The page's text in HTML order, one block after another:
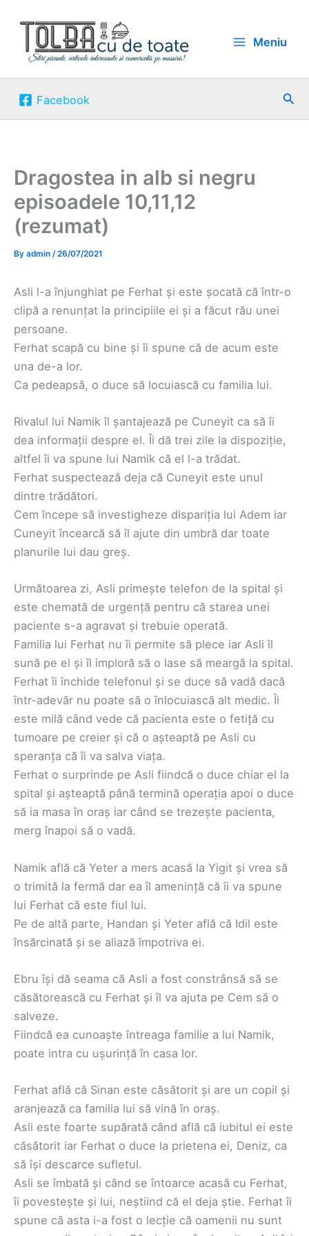
content
Meniu
Facebook
Dragostea in alb si negru
episoadele 10,11,12
(rezumat)
By admin /26/07/2021
Asli l-a înjunghiat pe Ferhat și este șocată că într-o
clipă a renunțat la principiile ei și a făcut rău unei
persoane.
Ferhat scapă cu bine și îi spune că de acum este
una de-a lor.
Ca pedeapsă, o duce să locuiască cu familia lui.
Rivalul lui Namik îl șantajează pe Cuneyit ca să îi
dea informații despre el. Îi dă trei zile la dispoziție,
altfel îi va spune lui Namik că el l-a trădat.
Ferhat suspectează deja că Cuneyit este unul
dintre trădători.
Cem începe să investigheze dispariția lui Adem iar
Cuneyit încearcă să îl ajute din umbră dar toate
planurile lui dau greș.
Următoarea zi, Asli primește telefon de la spital și
este chemată de urgență pentru că starea unei
paciente s-a agravat și trebuie operată.
Familia lui Ferhat nu îi permite să plece iar Asli îl
sună pe el și îl imploră să o lase să meargă la spital.
Ferhat îi închide telefonul și se duce să vadă dacă
într-adevăr nu poate să o înlocuiască alt medic. Îi
este milă când vede că pacienta este o fetiță cu
tumoare pe creier și că o așteaptă pe Asli cu
speranța că îi va salva viața.
Ferhat o surprinde pe Asli fiindcă o duce chiar el la
spital și așteaptă până termină operația apoi o duce
să ia masa în oraș iar când se trezește pacienta,
merg înapoi să o vadă.
Namik află că Yeter a mers acasă la Yigit și vrea să
o trimită la fermă dar ea îl amenință că îi va spune
lui Ferhat că este fiul lui.
Pe de altă parte, Handan și Yeter află că Idil este
însărcinată și se aliază împotriva ei.
Ebru își dă seama că Asli a fost constrânsă să se
căsătorească cu Ferhat și îl va ajuta pe Cem să o
salveze.
Fiindcă ea cunoaște întreaga familie a lui Namik,
poate intra cu ușurință în casa lor.
Ferhat află că Sinan este căsătorit și are un copil și
aranjează ca familia lui să vină în oraș.
Asli este foarte supărată când află că iubitul ei este
căsătorit iar Ferhat o duce la prietena ei, Deniz, ca
să își descarce sufletul.
Asli se îmbată și când se întoarce acasă cu Ferhat,
îi povestește și lui, neștiind că el deja știe. Ferhat îi
spune că asta i-a fost o lecție că oamenii nu sunt